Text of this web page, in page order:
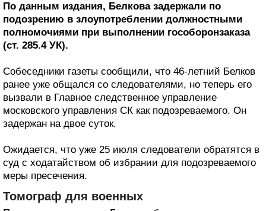
По данным издания, Белкова задержали по
подозрению в злоупотреблении должностными
полномочиями при выполнении гособоронзаказа
(ст. 285.4 УК).
Собеседники газеты сообщили, что 46-летний Белков
ранее уже общался со следователями, но теперь его
вызвали в Главное следственное управление
московского управления СК как подозреваемого. Он
задержан на двое суток.
Ожидается, что уже 25 июля следователи обратятся в
суд с ходатайством об избрании для подозреваемого
меры пресечения.
Томограф для военных